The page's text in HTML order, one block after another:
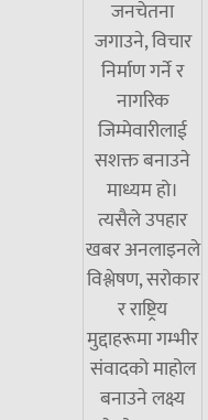
जनचेतना
जगाउने, विचार
निर्माण गर्ने र
नागरिक
जिम्मेवारीलाई
सशक्त बनाउने
माध्यम हो।
त्यसैले उपहार
खबर अनलाइनले
विश्लेषण, सरोकार
र राष्ट्रिय
मुद्दाहरूमा गम्भीर
संवादको माहोल
बनाउने लक्ष्य